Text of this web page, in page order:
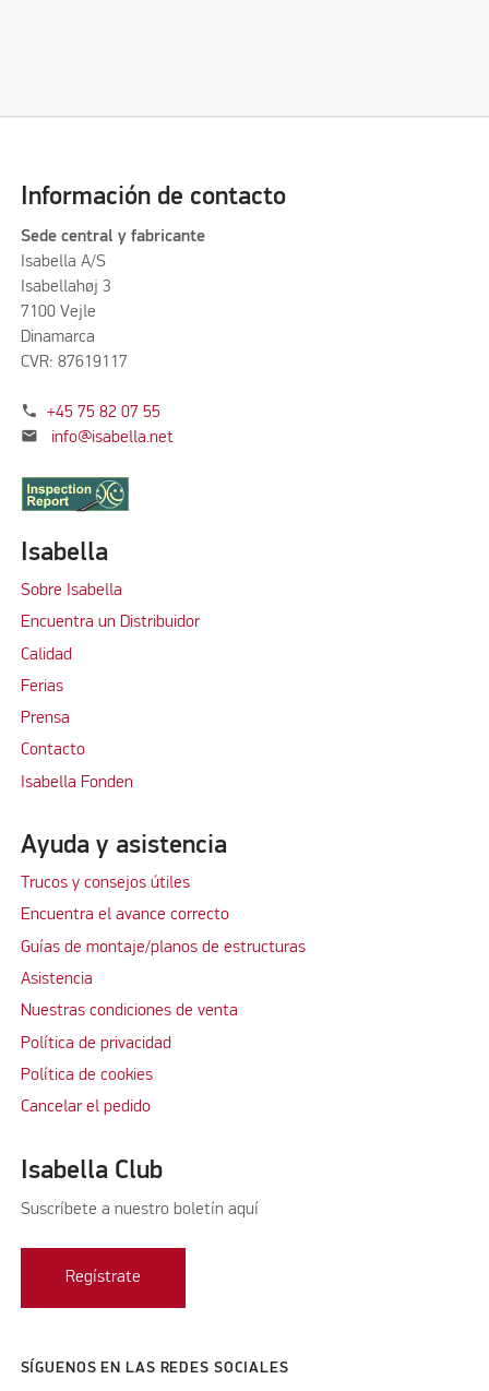
Información de contacto
Sede central y fabricante
Isabella A/S
Isabellahøj 3
7100 Vejle
Dinamarca
CVR: 87619117
phone +45 75 82 07 55
mail info@isabella.net
Isabella
Sobre Isabella
Encuentra un Distribuidor
Calidad
Ferias
Prensa
Contacto
Isabella Fonden
Ayuda y asistencia
Trucos y consejos útiles
Encuentra el avance correcto
Guías de montaje/planos de estructuras
Asistencia
Nuestras condiciones de venta
Política de privacidad
Política de cookies
Cancelar el pedido
Isabella Club
Suscríbete a nuestro boletín aquí
Regístrate
SÍGUENOS EN LAS REDES SOCIALES